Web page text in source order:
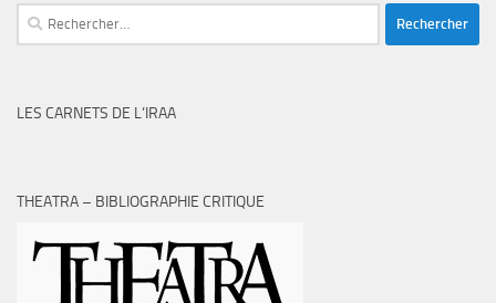
Rechercher :
LES CARNETS DE L’IRAA
THEATRA – BIBLIOGRAPHIE CRITIQUE